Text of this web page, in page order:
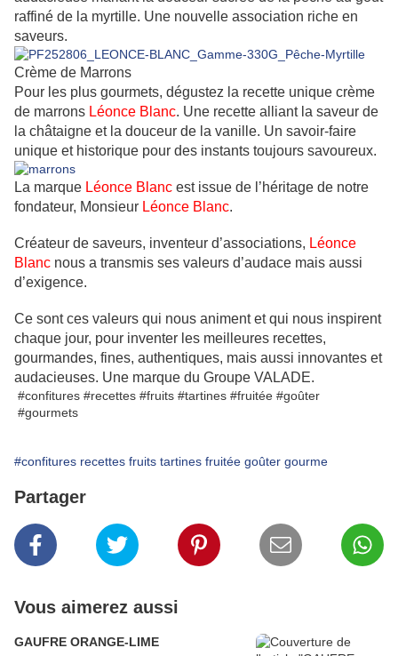
raffiné de la myrtille. Une nouvelle association riche en
saveurs.
Crème de Marrons
Pour les plus gourmets, dégustez la recette unique crème
de marrons Léonce Blanc. Une recette alliant la saveur de
la châtaigne et la douceur de la vanille. Un savoir-faire
unique et historique pour des instants toujours savoureux.
La marque Léonce Blanc est issue de l’héritage de notre
fondateur, Monsieur Léonce Blanc.
Créateur de saveurs, inventeur d’associations, Léonce
Blanc nous a transmis ses valeurs d’audace mais aussi
d’exigence.
Ce sont ces valeurs qui nous animent et qui nous inspirent
chaque jour, pour inventer les meilleures recettes,
gourmandes, fines, authentiques, mais aussi innovantes et
audacieuses. Une marque du Groupe VALADE.
#confitures #recettes #fruits #tartines #fruitée #goûter
#gourmets
#confitures recettes fruits tartines fruitée goûter gourme
Partager
Vous aimerez aussi
GAUFRE ORANGE-LIME